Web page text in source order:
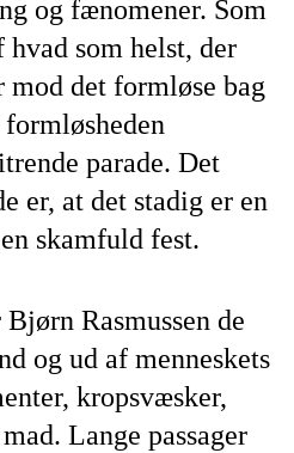
og fænomener. Som
som helst, der
mod det formløse bag
parade. Det
er, at det stadig er en
skamfuld fest.
Rasmussen de
og ud af menneskets
kropsvæsker,
Lange passager